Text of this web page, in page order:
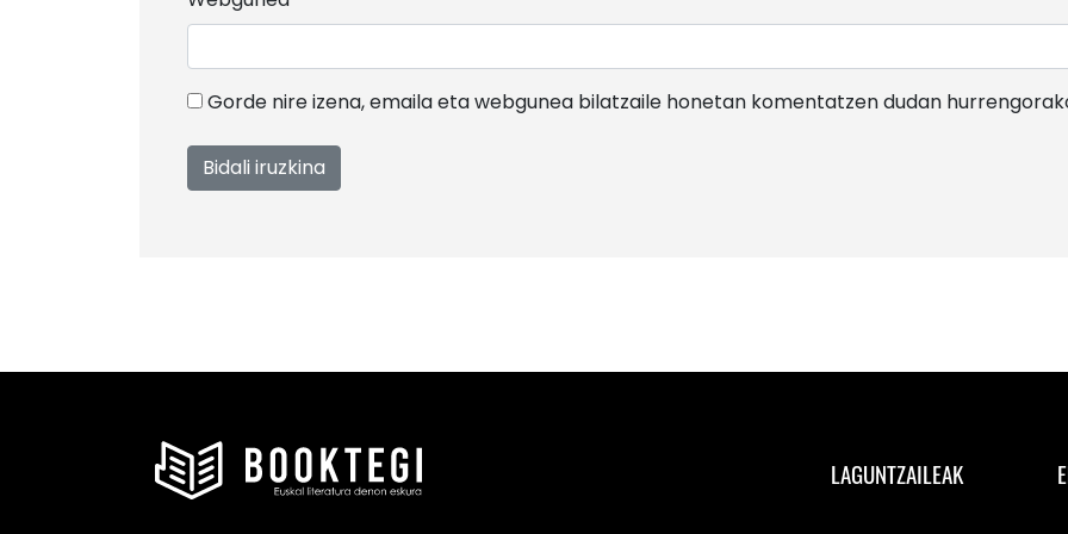
Gorde nire izena, emaila eta webgunea bilatzaile honetan komentatzen dudan
LAGUNTZAILEAK